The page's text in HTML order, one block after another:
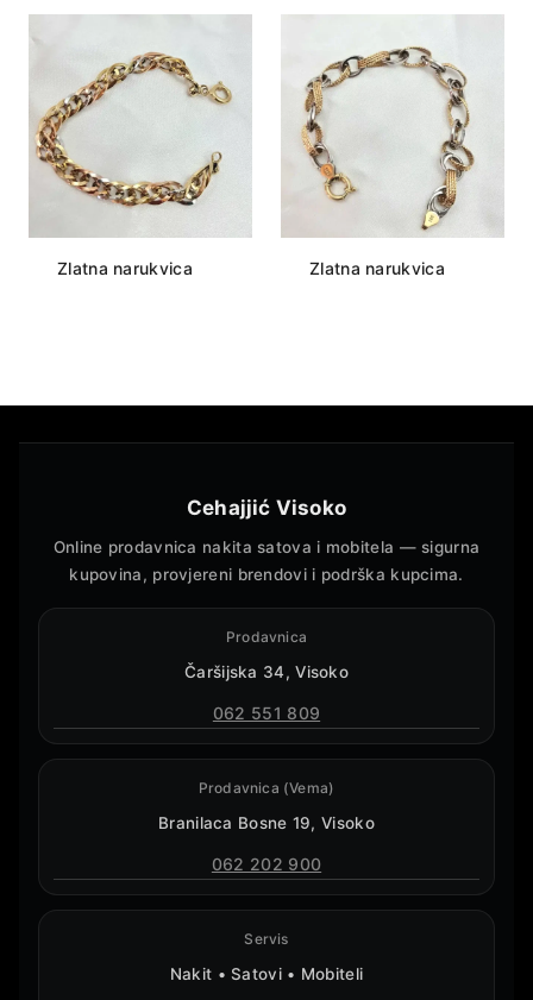
Zlatna narukvica Zlatna narukvica
Cehajjić Visoko
Online prodavnica nakita satova i mobitela — sigurna
kupovina, provjereni brendovi i podrška kupcima.
Prodavnica
Čaršijska 34, Visoko
062 551 809
Prodavnica (Vema)
Branilaca Bosne 19, Visoko
062 202 900
Servis
Nakit • Satovi • Mobiteli